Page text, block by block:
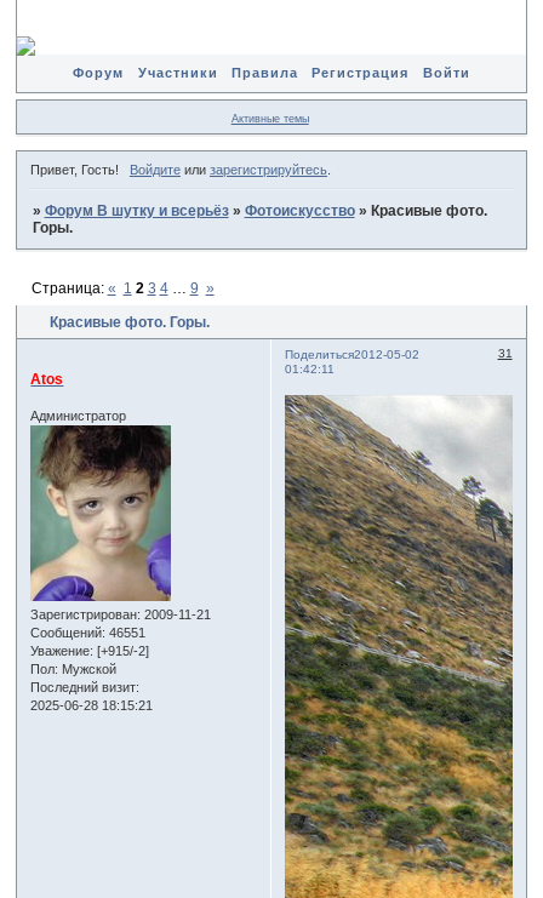
Форум Участники Правила Регистрация Войти
Активные темы
Привет, Гость! Войдитеили зарегистрируйтесь.
» Форум В шутку и всерьёз » Фотоискусство » Красивые фото.
Горы.
Красивые фото. Горы.
Страница: « 1 2 3 4 9 »
Поделиться 31
2012-05-02
01:42:11
Atos
Администратор
Зарегистрирован: 2009-11-21
Сообщений: 46551
Уважение: [+915/-2]
Пол: Мужской
Последний визит:
2025-06-28 18:15:21